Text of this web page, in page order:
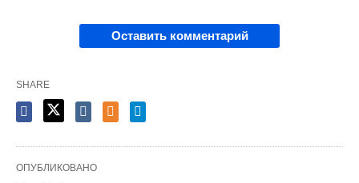
Оставить комментарий
SHARE
ОПУБЛИКОВАНО